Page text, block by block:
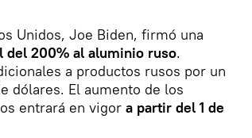
Unidos, Joe Biden, firmó una
del 200% al aluminio ruso.
a productos rusos por un
dólares. El aumento de los
entrará en vigor a partir del 1 de